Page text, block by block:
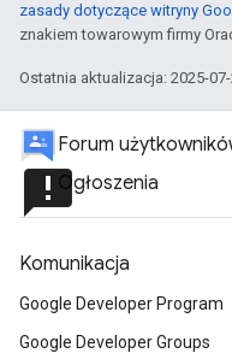
zasady dotyczące witryny
znakiem towarowym firmy
Ostatnia aktualizacja: 2025-07-
Forum
announcementOgłoszenia
Komunikacja
Google Developer Program
Google Developer Groups